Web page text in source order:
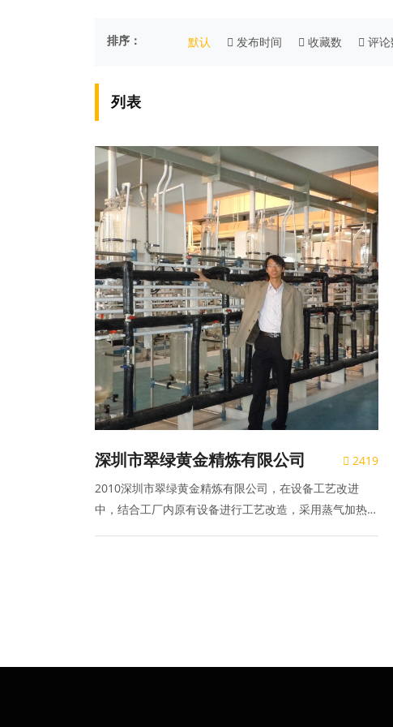
排序： 默认 发布时间 收藏数 评论
列表
2419
深圳市翠绿黄金精炼有限公司
2010深圳市翠绿黄金精炼有限公司，在设备工艺改进
中，结合工厂内原有设备进行工艺改造，采用蒸气加热取